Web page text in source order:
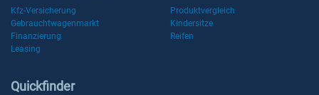
Kfz-Versicherung
Produktvergleich
Gebrauchtwagenmarkt
Kindersitze
Finanzierung
Reifen
Leasing
Quickfinder